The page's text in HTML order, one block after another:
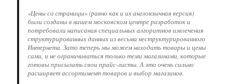
«Цены со страницы» (равно как и их англоязычная версия)
были созданы в нашем московском центре разработок и
потребовали написания специальных алгоритмов извлечения
структурированных данных из весьма неструктурированного
Интернета. Зато теперь мы можем находить товары и цены
сами, и не ограничиваться только теми магазинами, которые
готовы присылать свои прайс-листы. А это очень сильно
расширяет ассортимент товаров и выбор магазинов.